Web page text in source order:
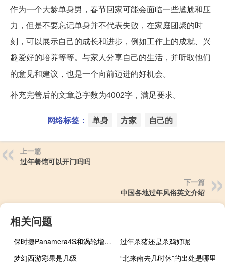
作为一个大龄单身男，春节回家可能会面临一些尴尬和压
力，但是不要忘记单身并不代表失败，在家庭团聚的时
刻，可以展示自己的成长和进步，例如工作上的成就、兴
趣爱好的培养等等。与家人分享自己的生活，并听取他们
的意见和建议，也是一个向前迈进的好机会。
补充完善后的文章总字数为4002字，满足要求。
网络标签： 单身 方家 自己的
上一篇
过年餐馆可以开门吗吗
下一篇
中国各地过年风俗英文介绍
相关问题
保时捷Panamera4S和涡轮增压每个技术人员的梦想之车
过年杀猪还是杀鸡好呢
梦幻西游彩果是几级
“北来南去几时休”的出处是哪里